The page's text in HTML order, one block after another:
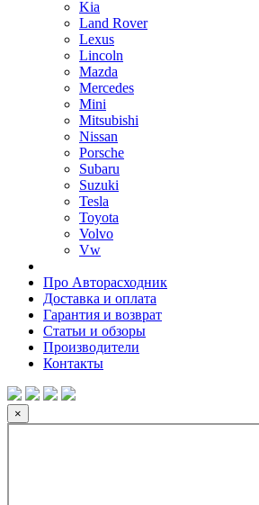
Kia
Land Rover
Lexus
Lincoln
Mazda
Mercedes
Mini
Mitsubishi
Nissan
Porsche
Subaru
Suzuki
Tesla
Toyota
Volvo
Vw
Про Авторасходник
Доставка и оплата
Гарантия и возврат
Статьи и обзоры
Производители
Контакты
×